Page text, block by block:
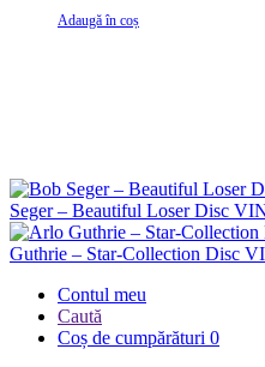
Adaugă în coș
Seger – Beautiful Loser Disc
Guthrie – Star-Collection Disc
Contul meu
Caută
Coș de cumpărături 0